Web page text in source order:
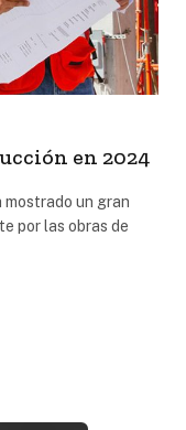
en 2024
un gran
por las obras de